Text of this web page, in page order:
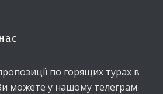
по горящих турах в
можете у нашому телеграм